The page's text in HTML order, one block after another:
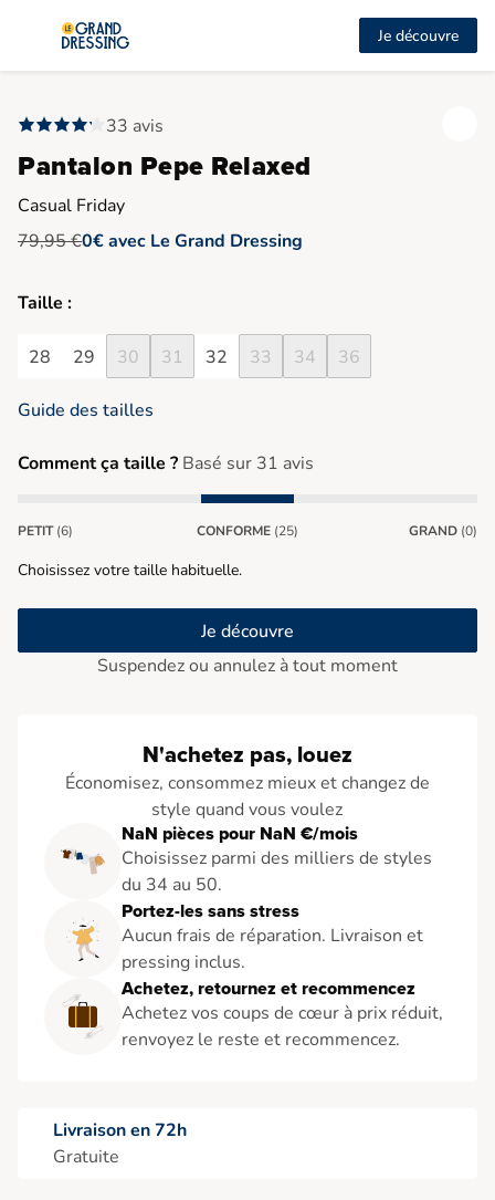
Je découvre
33 avis
Pantalon Pepe Relaxed
Casual Friday
79,95 €0€ avec Le Grand Dressing
Taille :
28 29 30 31 32 33 34 36
Guide des tailles
Comment ça taille ? Basé sur 31 avis
PETIT (6) CONFORME (25) GRAND (0)
Choisissez votre taille habituelle.
Je découvre
Suspendez ou annulez à tout moment
N'achetez pas, louez
Économisez, consommez mieux et changez de
style quand vous voulez
NaN pièces pour NaN €/mois
Choisissez parmi des milliers de styles
du 34 au 50.
Portez-les sans stress
Aucun frais de réparation. Livraison et
pressing inclus.
Achetez, retournez et recommencez
Achetez vos coups de cœur à prix réduit,
renvoyez le reste et recommencez.
Livraison en 72h
Gratuite